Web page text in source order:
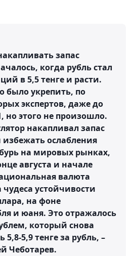
запас
когда рубль стал
в 5,5 тенге и расти.
было укрепить, по
экспертов, даже до
но этого не произошло.
накапливал запас
ослабления
на мировых рынках,
августа и начале
валюта
устойчивости
на фоне
и юаня. Это отражалось
который снова
5,8-5,9 тенге за рубль, –
Чеботарев.